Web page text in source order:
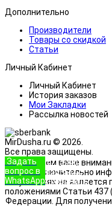
Дополнительно
Производители
Товары со скидкой
Статьи
Личный Кабинет
Личный Кабинет
История заказов
Мои Закладки
Рассылка новостей
MirDusha.ru © 2026.
Все права защищены.
Обращаем ваше
носит исключительно
условиях не
положениями Статьи 437
Федерации. Для
Задать
вопрос в
WhatsApp
+7 (933)
888-8322
Позвонить